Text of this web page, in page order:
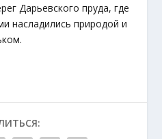
Дарьевского пруда, где
насладились природой и